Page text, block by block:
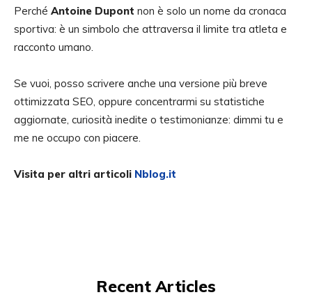
Perché Antoine Dupont non è solo un nome da cronaca
sportiva: è un simbolo che attraversa il limite tra atleta e
racconto umano.
Se vuoi, posso scrivere anche una versione più breve
ottimizzata SEO, oppure concentrarmi su statistiche
aggiornate, curiosità inedite o testimonianze: dimmi tu e
me ne occupo con piacere.
Visita per altri articoli Nblog.it
Recent Articles